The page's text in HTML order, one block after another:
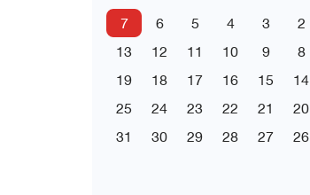
2
3
4
5
6
7
8
9
10
11
12
13
14
15
16
17
18
19
20
21
22
23
24
25
26
27
28
29
30
31